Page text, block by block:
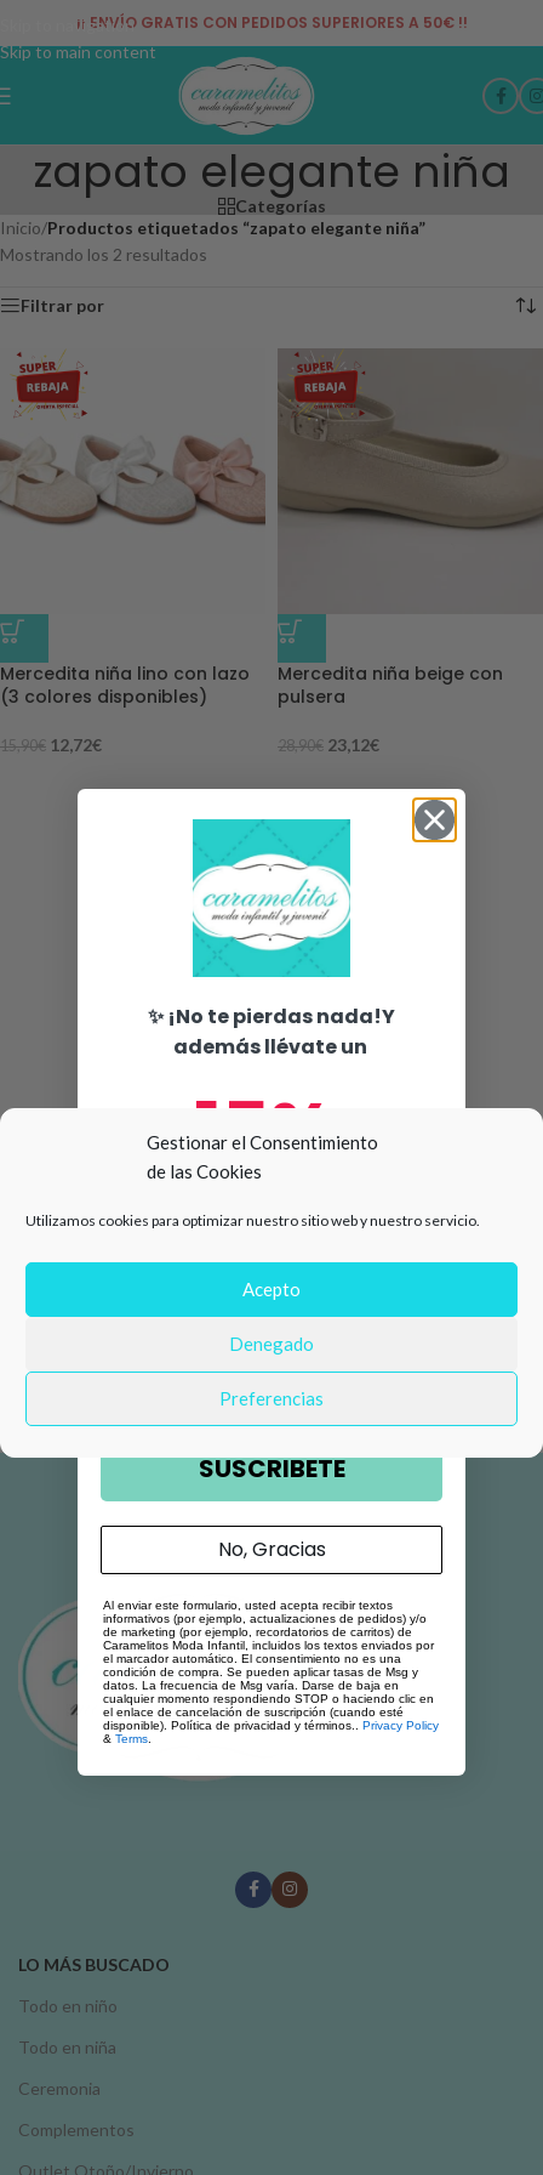
Gestionar el Consentimiento
de las Cookies
Utilizamos cookies para optimizar nuestro sitio web y nuestro servicio.
Acepto
Denegado
Preferencias
Skip to navigation
Skip to main content
¡¡ ENVÍO GRATIS CON PEDIDOS SUPERIORES A 50€ !!
zapato elegante niña
Categorías
Inicio/Productos etiquetados “zapato elegante niña”
Mostrando los 2 resultados
Filtrar por
-20%
Mercedita niña lino con lazo
(3 colores disponibles)
15,90€ 12,72€
-20%
Mercedita niña beige con
pulsera
28,90€ 23,12€
LO MÁS BUSCADO
Todo en niño
Todo en niña
Ceremonia
Complementos
Outlet Otoño/Invierno
✨ ¡No te pierdas nada!Y
además llévate un
15%
compra 🛍️
Número de teléfono
Email
SUSCRIBETE
No, Gracias
Al enviar este formulario, usted acepta recibir textos
informativos (por ejemplo, actualizaciones de pedidos) y/o
de marketing (por ejemplo, recordatorios de carritos) de
Caramelitos Moda Infantil, incluidos los textos enviados por
el marcador automático. El consentimiento no es una
condición de compra. Se pueden aplicar tasas de Msg y
datos. La frecuencia de Msg varía. Darse de baja en
cualquier momento respondiendo STOP o haciendo clic en
el enlace de cancelación de suscripción (cuando esté
disponible). Política de privacidad y términos.. Privacy Policy
& Terms